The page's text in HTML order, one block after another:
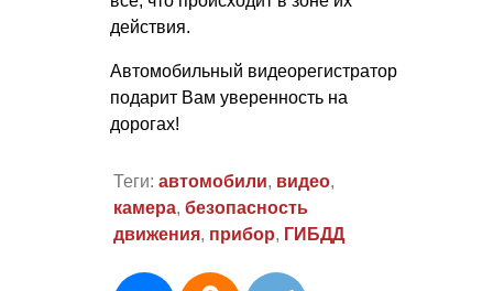
действия.
Автомобильный видеорегистратор
подарит Вам уверенность на
дорогах!
Теги: автомобили, видео,
камера, безопасность
движения, прибор, ГИБДД